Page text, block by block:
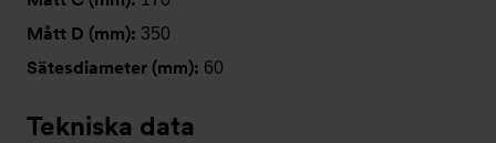
Mått D (mm): 350
Sätesdiameter (mm): 60
Tekniska data